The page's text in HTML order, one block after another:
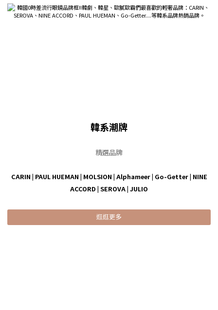
韓系潮牌
精選品牌
CARIN | PAUL HUEMAN | MOLSION | Alphameer| Go-Getter| NINE
ACCORD | SEROVA| JULIO
逛逛更多